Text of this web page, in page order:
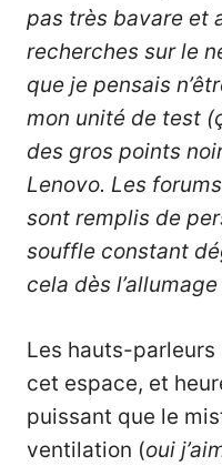
pas très bavare et
recherches sur le
que je pensais
mon unité de test
des gros points
Lenovo. Les
sont remplis de
souffle constant
cela dès
Les hauts-
cet espace, et
puissant que le
ventilation (oui